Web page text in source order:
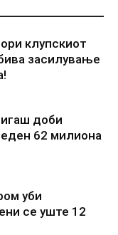
клупскиот
засилување
доби
62 милиона
уби
се уште 12